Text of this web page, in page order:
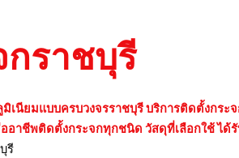
กราชบุรี
เนียมแบบครบวงจรราชบุรี บริการติดตั้งกระ
อาชีพติดตั้งกระจกทุกชนิด วัสดุที่เลือกใช้ ได้
รี